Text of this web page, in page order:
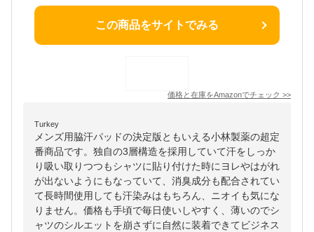
この商品をサイトでみる
価格と在庫をAmazonでチェック >>
Turkey
メンズ用脇汗パッドの決定版ともいえる小林製薬の超定
番商品です。独自の3層構造を採用していて汗をしっか
り吸い取りつつもシャツに貼り付けた時にヨレやはがれ
が出ないようにもなっていて、消臭成分も配合されてい
て長時間使用しても汗染みはもちろん、ニオイも気にな
りません。価格も手頃で毎日使いしやすく、薄いのでシ
ャツのシルエットを崩さずに自然に装着できてビジネス